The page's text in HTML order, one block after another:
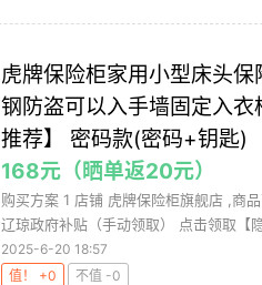
虎牌保险柜家用小型床头
钢防盗可以入手墙固定入
推荐】 密码款(密码+钥匙)
168元（晒单返20元）
购买方案 1 店铺 虎牌保险柜旗舰店 ,商
辽琼政府补贴（手动领取） 点击领取【
2025-6-20 18:57
值！ +0
不值 -0